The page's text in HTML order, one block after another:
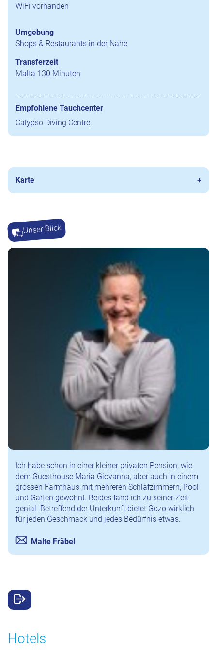
WiFi vorhanden
Umgebung
Shops & Restaurants in der Nähe
Transferzeit
Malta 130 Minuten
Empfohlene Tauchcenter
Calypso Diving Centre
Karte
Unser Blick
Ich habe schon in einer kleiner privaten Pension, wie
dem Guesthouse Maria Giovanna, aber auch in einem
grossen Farmhaus mit mehreren Schlafzimmern, Pool
und Garten gewohnt. Beides fand ich zu seiner Zeit
genial. Betreffend der Unterkunft bietet Gozo wirklich
für jeden Geschmack und jedes Bedürfnis etwas.
Malte Fräbel
Hotels